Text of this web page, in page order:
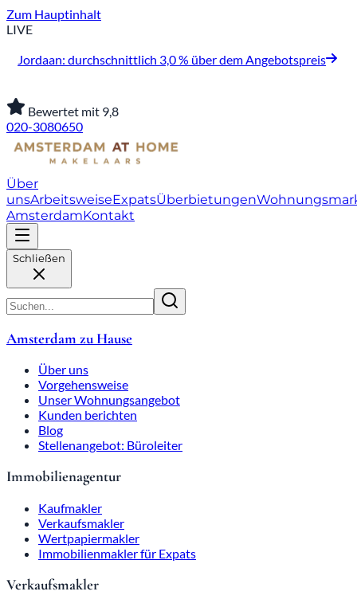
Zum Hauptinhalt
LIVE
Jordaan: durchschnittlich 3,0 % über dem Angebotspreis
Bewertet mit 9,8
020-3080650
Über
unsArbeitsweiseExpatsÜberbietungen
AmsterdamKontakt
Schließen
Amsterdam zu Hause
Über uns
Vorgehensweise
Unser Wohnungsangebot
Kunden berichten
Blog
Stellenangebot: Büroleiter
Immobilienagentur
Kaufmakler
Verkaufsmakler
Wertpapiermakler
Immobilienmakler für Expats
Verkaufsmakler